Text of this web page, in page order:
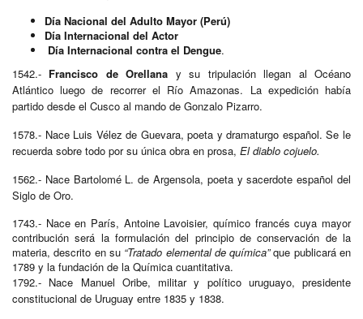
Día Nacional del Adulto Mayor (Perú)
Día Internacional del Actor
Día Internacional contra el Dengue.
1542.- Francisco de Orellana y su tripulación llegan al Océano
Atlántico luego de recorrer el Río Amazonas. La expedición había
partido desde el Cusco al mando de Gonzalo Pizarro.
1578.- Nace Luis Vélez de Guevara, poeta y dramaturgo español. Se le
recuerda sobre todo por su única obra en prosa, El diablo cojuelo.
1562.- Nace Bartolomé L. de Argensola, poeta y sacerdote español del
Siglo de Oro.
1743.- Nace en París, Antoine Lavoisier, químico francés cuya mayor
contribución será la formulación del principio de conservación de la
materia, descrito en su “Tratado elemental de química”que publicará en
1789 y la fundación de la Química cuantitativa.
1792.- Nace Manuel Oribe, militar y político uruguayo, presidente
constitucional de Uruguay entre 1835 y 1838.